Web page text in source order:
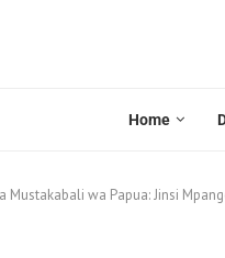
Home
Mustakabali wa Papua: Jinsi